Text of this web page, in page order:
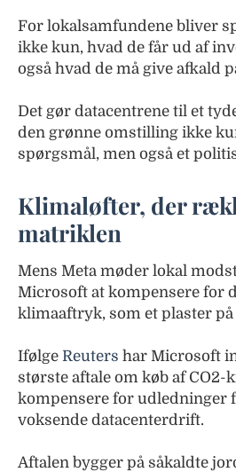
For lokalsamfundene bliver
ikke kun, hvad de får ud af
også hvad de må give afkald
Det gør datacentrene til et
den grønne omstilling ikke
spørgsmål, men også et
Klimaløfter, der
matriklen
Mens Meta møder lokal
Microsoft at kompensere for
klimaaftryk, som et plaster på
Ifølge Reuters har Microsoft
største aftale om køb af CO2-
kompensere for udledninger
voksende datacenterdrift.
Aftalen bygger på såkaldte